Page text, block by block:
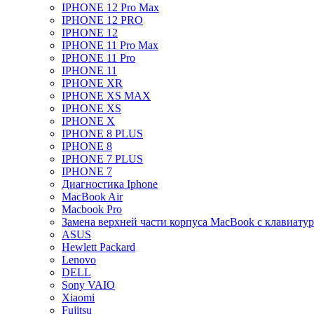
IPHONE 12 Pro Max
IPHONE 12 PRO
IPHONE 12
IPHONE 11 Pro Max
IPHONE 11 Pro
IPHONE 11
IPHONE XR
IPHONE XS MAX
IPHONE XS
IPHONE X
IPHONE 8 PLUS
IPHONE 8
IPHONE 7 PLUS
IPHONE 7
Диагностика Iphone
MacBook Air
Macbook Pro
Замена верхней части корпуса MacBook с
ASUS
Hewlett Packard
Lenovo
DELL
Sony VAIO
Xiaomi
Fujitsu